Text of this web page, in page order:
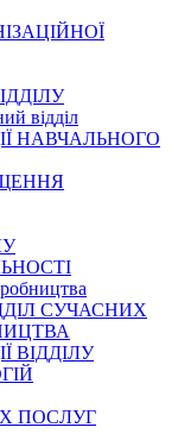
вiддiл
НАВЧАЛЬНОГО
СУЧАСНИХ
ВІДДІЛУ
ПОСЛУГ